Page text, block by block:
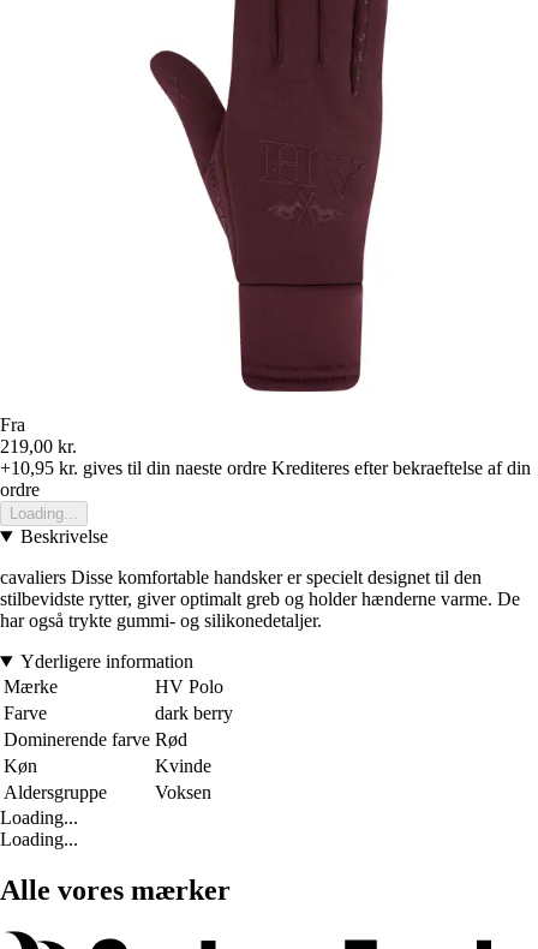
Fra
219,00 kr.
+10,95 kr. gives til din naeste ordre Krediteres efter bekraeftelse af din
ordre
Loading...
Beskrivelse
cavaliers Disse komfortable handsker er specielt designet til den
stilbevidste rytter, giver optimalt greb og holder hænderne varme. De
har også trykte gummi- og silikonedetaljer.
Yderligere information
Mærke
HV Polo
Farve
dark berry
Dominerende farve Rød
Køn
Kvinde
Aldersgruppe
Voksen
Loading...
Loading...
Alle vores mærker